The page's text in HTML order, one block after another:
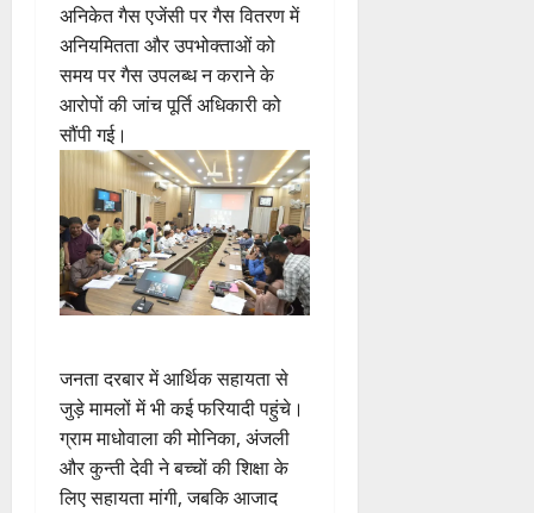
अनिकेत गैस एजेंसी पर गैस वितरण में
अनियमितता और उपभोक्ताओं को
समय पर गैस उपलब्ध न कराने के
आरोपों की जांच पूर्ति अधिकारी को
सौंपी गई।
जनता दरबार में आर्थिक सहायता से
जुड़े मामलों में भी कई फरियादी पहुंचे।
ग्राम माधोवाला की मोनिका, अंजली
और कुन्ती देवी ने बच्चों की शिक्षा के
लिए सहायता मांगी, जबकि आजाद